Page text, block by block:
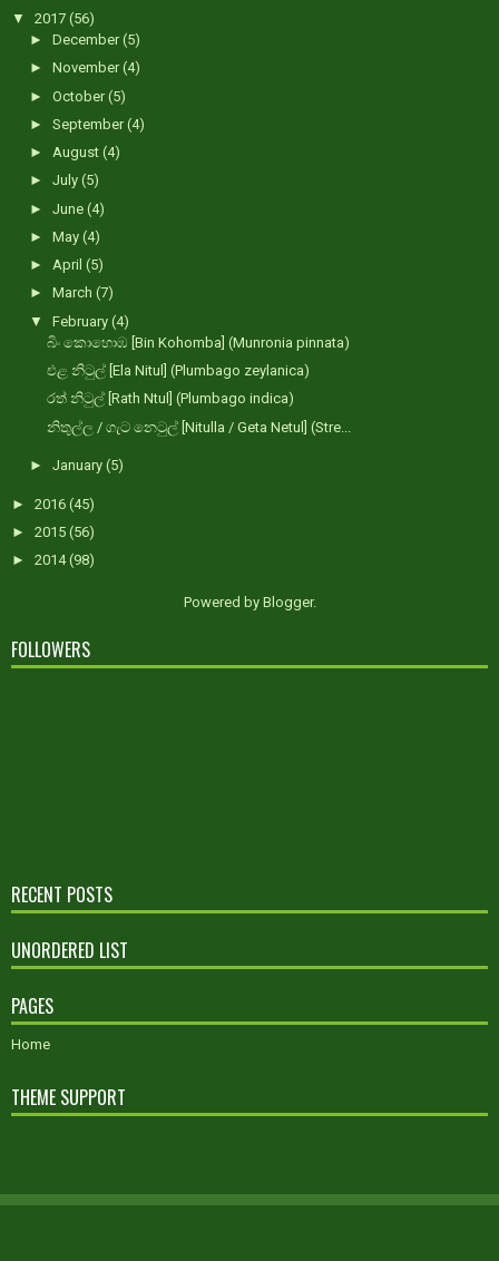
▼ 2017 (56)
► December(5)
► November(4)
► October(5)
► September(4)
► August (4)
► July (5)
► June (4)
► May (4)
► April (5)
► March (7)
▼ February (4)
බිං කොහොඹ [Bin Kohomba] (Munronia pinnata)
එළ නිටුල් [Ela Nitul] (Plumbago zeylanica)
රත් නිටුල් [Rath Ntul] (Plumbago indica)
නිතුල්ල / ගැට නෙටුල් [Nitulla / Geta Netul] (Stre...
► January (5)
► 2016 (45)
► 2015 (56)
► 2014(98)
Powered by Blogger.
FOLLOWERS
RECENT POSTS
UNORDERED LIST
PAGES
Home
THEME SUPPORT